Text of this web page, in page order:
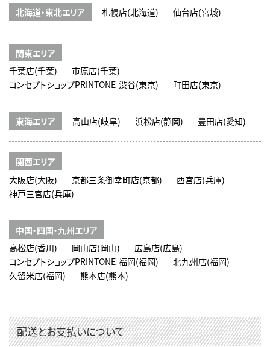
北海道・東北エリア 札幌店(北海道) 仙台店(宮城)
関東エリア
千葉店(千葉)
市原店(千葉)
コンセプトショップPRINTONE-渋谷(東京)
町田店(東京)
東海エリア 高山店(岐阜) 浜松店(静岡) 豊田店(愛知)
関西エリア
大阪店(大阪)
京都三条御幸町店(京都)
西宮店(兵庫)
神戸三宮店(兵庫)
中国・四国・九州エリア
高松店(香川)
岡山店(岡山)
広島店(広島)
コンセプトショップPRINTONE-福岡(福岡)
北九州店(福岡)
久留米店(福岡)
熊本店(熊本)
配送とお支払いについて